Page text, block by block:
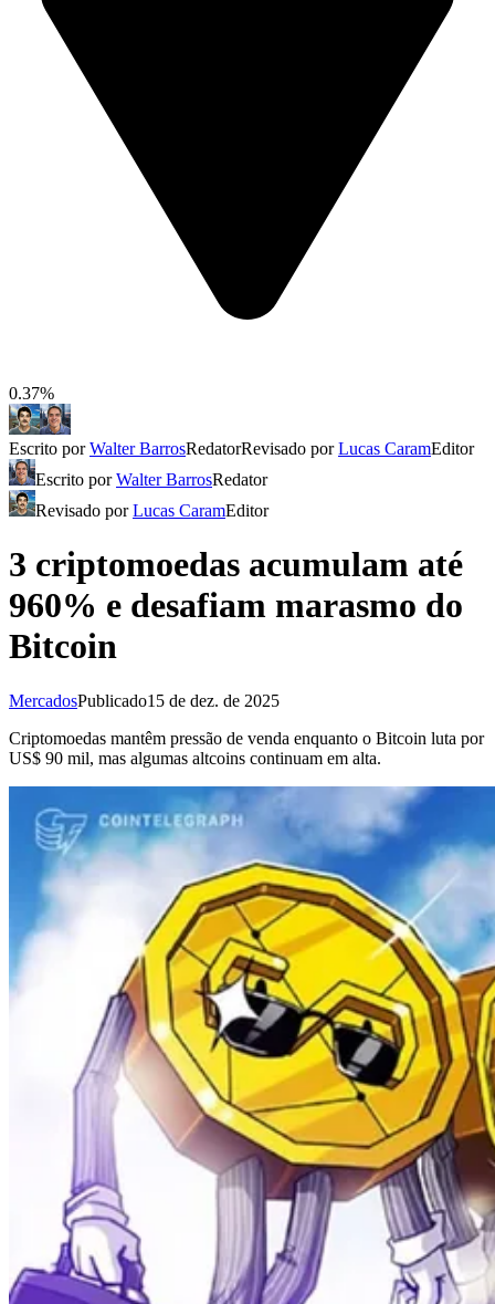
0.37%
Escrito porWalter BarrosRedatorRevisado porLucas CaramEditor
Escrito porWalter BarrosRedator
Revisado porLucas CaramEditor
3 criptomoedas acumulam até
960% e desafiam marasmo do
Bitcoin
MercadosPublicado15 de dez. de 2025
Criptomoedas mantêm pressão de venda enquanto o Bitcoin luta por
US$ 90 mil, mas algumas altcoins continuam em alta.